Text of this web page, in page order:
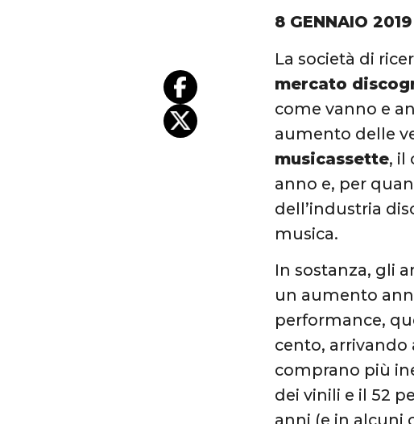
8 GENNAIO 2019
La società di
mercato
come vanno e
aumento delle
musicassette, il
anno e, per
dell’industria
musica.
In sostanza, gli
un aumento
performance,
cento, arrivando
comprano più
dei vinili e il 52
anni (e in alcuni